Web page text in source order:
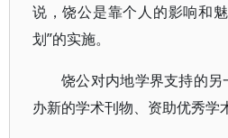
说，饶公是靠个人的影响和
划”的实施。
饶公对内地学界支持的
办新的学术刊物、资助优秀学